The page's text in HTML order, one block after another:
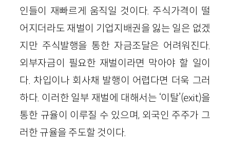
인들이 재빠르게 움직일 것이다. 주식가격이 떨
어지더라도 재벌이 기업지배권을 잃는 일은 없겠
지만 주식발행을 통한 자금조달은 어려워진다.
외부자금이 필요한 재벌이라면 막아야 할 일이
다. 차입이나 회사채 발행이 어렵다면 더욱 그러
하다. 이러한 일부 재벌에 대해서는 ‘이탈’(exit)을
통한 규율이 이루질 수 있으며, 외국인 주주가 그
러한 규율을 주도할 것이다.